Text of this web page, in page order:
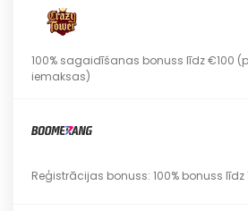
100% sagaidīšanas bonuss līdz €100
iemaksas)
Reģistrācijas bonuss: 100% bonuss līdz